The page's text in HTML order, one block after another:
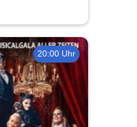
20:00 Uhr